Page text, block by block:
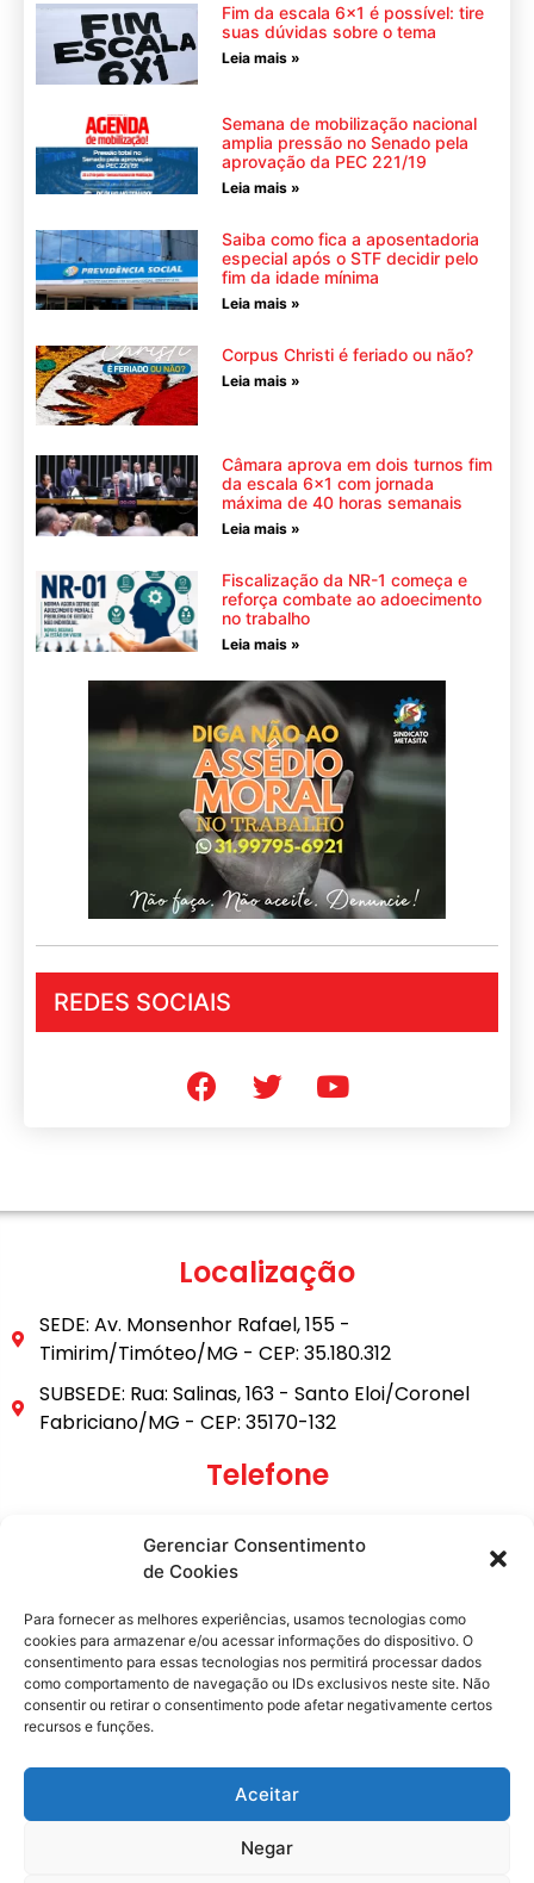
Gerenciar Consentimento
de Cookies
Para fornecer as melhores experiências, usamos tecnologias como
cookies para armazenar e/ou acessar informações do dispositivo. O
consentimento para essas tecnologias nos permitirá processar dados
como comportamento de navegação ou IDs exclusivos neste site. Não
consentir ou retirar o consentimento pode afetar negativamente certos
recursos e funções.
Aceitar
Negar
Fim da escala 6×1 é possível: tire
suas dúvidas sobre o tema
Leia mais »
Semana de mobilização nacional
amplia pressão no Senado pela
aprovação da PEC 221/19
Leia mais »
Saiba como fica a aposentadoria
especial após o STF decidir pelo
fim da idade mínima
Leia mais »
Corpus Christi é feriado ou não?
Leia mais »
Câmara aprova em dois turnos fim
da escala 6×1 com jornada
máxima de 40 horas semanais
Leia mais »
Fiscalização da NR-1 começa e
reforça combate ao adoecimento
no trabalho
Leia mais »
REDES SOCIAIS
Localização
SEDE: Av. Monsenhor Rafael, 155 -
Timirim/Timóteo/MG - CEP: 35.180.312
SUBSEDE: Rua: Salinas, 163 - Santo Eloi/Coronel
Fabriciano/MG - CEP: 35170-132
Telefone
(31) 99795-6921
E-mail
secretaria@metasita.org.br
Redes Sociais